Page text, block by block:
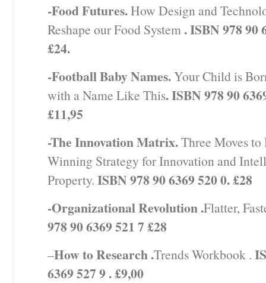
-Food Futures.How Design and
Reshape our Food System . ISBN 978 90
£24.
-Football Baby Names.Your Child is
with a Name Like This. ISBN 978 90
£11,95
-The Innovation Matrix.Three Moves to
Winning Strategy for Innovation and
Property. ISBN 978 90 6369 520 0. £28
-Organizational Revolution .Flatter,
978 90 6369 521 7 £28
–How to Research .Trends Workbook .
6369 527 9 . £9,00